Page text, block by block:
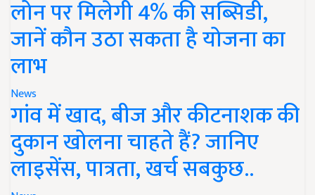
लोन पर मिलेगी 4% की सब्सिडी,
जानें कौन उठा सकता है योजना का
लाभ
News
गांव में खाद, बीज और कीटनाशक की
दुकान खोलना चाहते हैं? जानिए
लाइसेंस, पात्रता, खर्च सबकुछ..